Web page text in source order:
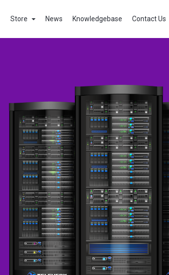
Store News Knowledgebase Contact Us